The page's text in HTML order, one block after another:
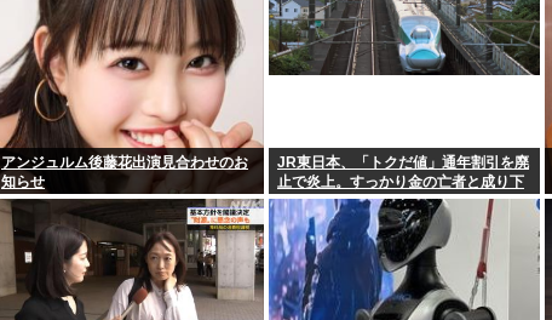
アンジュルム後藤花出演見合わせのお
知らせ
JR東日本、「トクだ値」通年割引を廃
止で炎上。すっかり金の亡者と成り下
がったな